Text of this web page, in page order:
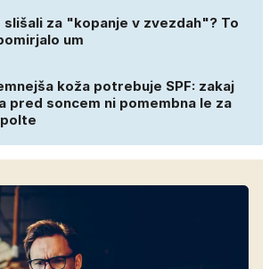
slišali za "kopanje v zvezdah"? To
um
koža potrebuje SPF: zakaj
pred soncem ni pomembna le za